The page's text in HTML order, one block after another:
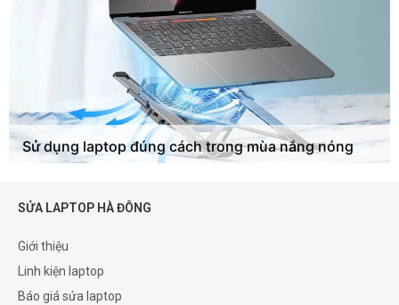
Sử dụng laptop đúng cách trong mùa nắng nóng
SỬA LAPTOP HÀ ĐÔNG
Giới thiệu
Linh kiện laptop
Báo giá sửa laptop